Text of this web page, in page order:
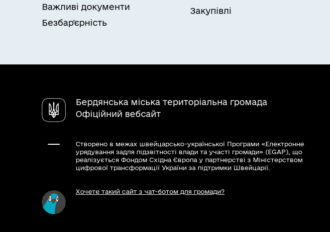
Важливі документи
Безбар'єрність
Закупівлі
Бердянська міська територіальна громада
Офіційний вебсайт
Створено в межах швейцарсько-української Програми «Електронне
урядування задля підзвітності влади та участі громади» (EGAP), що
реалізується Фондом Східна Європа у партнерстві з Міністерством
цифрової трансформації України за підтримки Швейцарії.
Хочете такий сайт з чат-ботом для громади?